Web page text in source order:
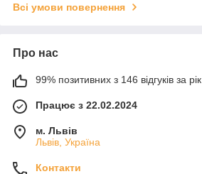
Всі умови повернення
Про нас
99% позитивних з 146 відгуків за рік
Працює з 22.02.2024
м. Львів
Львів, Україна
Контакти